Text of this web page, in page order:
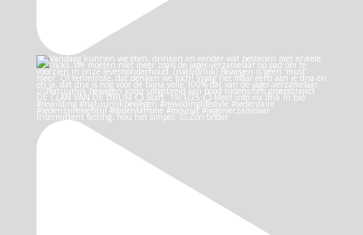
Intermittent fasting: hou het simpel: 👉🏻Zon onder